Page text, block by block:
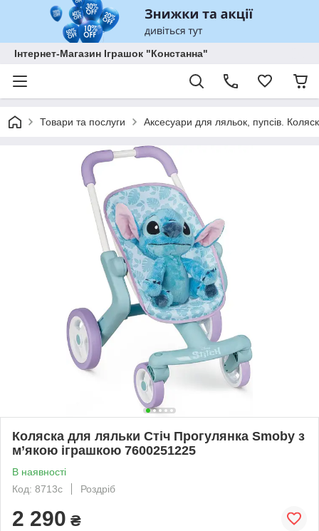
Інтернет-Магазин Іграшок "Констанна"
Товари та послуги Аксесуари для ляльок, пупсів.
Коляска для ляльки Стіч Прогулянка Smoby з
м’якою іграшкою 7600251225
В наявності
Код: 8713c
Роздріб
2 290 ₴